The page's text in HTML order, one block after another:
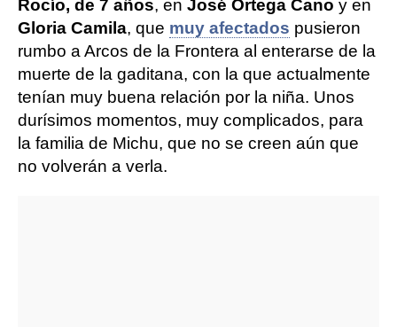
Rocío, de 7 años, en José Ortega Cano y en
Gloria Camila, que muy afectados pusieron
rumbo a Arcos de la Frontera al enterarse de la
muerte de la gaditana, con la que actualmente
tenían muy buena relación por la niña. Unos
durísimos momentos, muy complicados, para
la familia de Michu, que no se creen aún que
no volverán a verla.